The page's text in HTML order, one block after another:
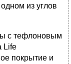
из углов
с тефлоновым
Life
покрытие и